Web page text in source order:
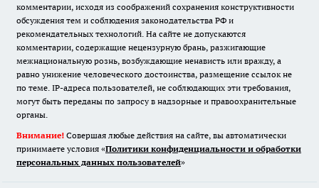
комментарии, исходя из соображений сохранения конструктивности
обсуждения тем и соблюдения законодательства РФ и
рекомендательных технологий. На сайте не допускаются
комментарии, содержащие нецензурную брань, разжигающие
межнациональную рознь, возбуждающие ненависть или вражду, а
равно унижение человеческого достоинства, размещение ссылок не
по теме. IP-адреса пользователей, не соблюдающих эти требования,
могут быть переданы по запросу в надзорные и правоохранительные
органы.
Внимание! Совершая любые действия на сайте, вы автоматически
принимаете условия «Политики конфиденциальности и обработки
персональных данных пользователей»